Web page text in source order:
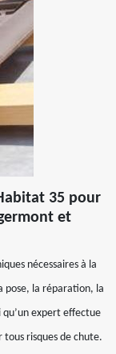
35 pour
et
nécessaires à la
pose, la réparation, la
expert effectue
risques de chute.